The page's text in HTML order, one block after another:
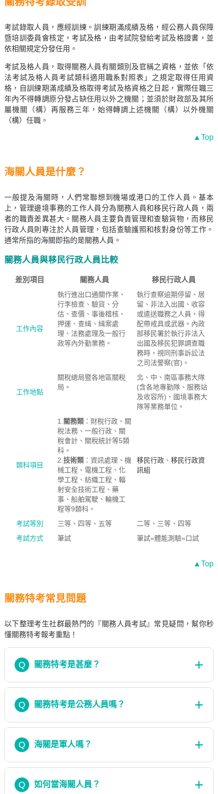
考試錄取人員，應經訓練。訓練期滿成績及格，經公務人員保障
暨培訓委員會核定，考試及格，由考試院發給考試及格證書，並
依相關規定分發任用。
考試及格人員，取得關務人員有關類別及官稱之資格，並依「依
法考試及格人員考試類科適用職系對照表」之規定取得任用資
格，自訓練期滿成績及格取得考試及格資格之日起，實際任職三
年內不得轉調原分發占缺任用以外之機關；並須於財政部及其所
屬機關（構）再服務三年，始得轉調上述機關（構）以外機關
（構）任職。
▲Top
海關人員是什麼？
一般提及海關時，人們常聯想到機場或港口的工作人員。基本
上，管理邊境事務的工作人員分為關務人員和移民行政人員，兩
者的職責差異甚大。關務人員主要負責管理和查驗貨物，而移民
行政人員則專注於人員管理，包括查驗護照和核對身份等工作。
通常所指的海關即指的是關務人員。
關務人員與移民行政人員比較
差別項目 關務人員 移民行政人員
工作內容
執行進出口通關作業、
行李檢查、驗貨、分
估、查價、事後稽核、
押運、查緝、緝案處
理、法務處理及一般行
政等內外勤業務。
執行查察逾期停留、居
留、非法入出國、收容
或遣送職務之人員，得
配帶戒具或武器。內政
部移民署於執行非法入
出國及移民犯罪調查職
務時，視同刑事訴訟法
之司法警察(官)。
工作地點
關稅總局暨各地區關稅
局。
北、中、南區事務大隊
(含各地專勤隊、服務站
及收容所)、國境事務大
隊等業務單位。
類科項目
1. 關務類：財稅行政、關
稅法務、一般行政、關
稅會計、關稅統計等5類
科。
2. 技術類：資訊處理、機
械工程、電機工程、化
學工程、紡織工程、輻
射安全技術工程、藥
事、船舶駕駛、輪機工
程等9類科。
移民行政、 移民行政資
訊組
考試等別 三等、四等、五等
二等、三等、四等
考試方式
筆試 筆試»體能測驗»口試
▲Top
關務特考常見問題
以下整理考生社群最熱門的『關務人員考試』常見疑問，幫你秒
懂關務特考報考重點！
Q 關務特考是甚麼？
Q 關務特考是公務人員嗎？
Q 海關是軍人嗎？
Q 如何當海關人員？